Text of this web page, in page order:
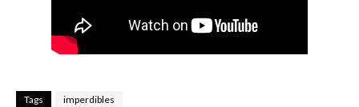
Tags imperdibles